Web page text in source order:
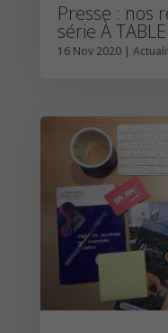
Presse : nos
série À
16 Nov 2020|